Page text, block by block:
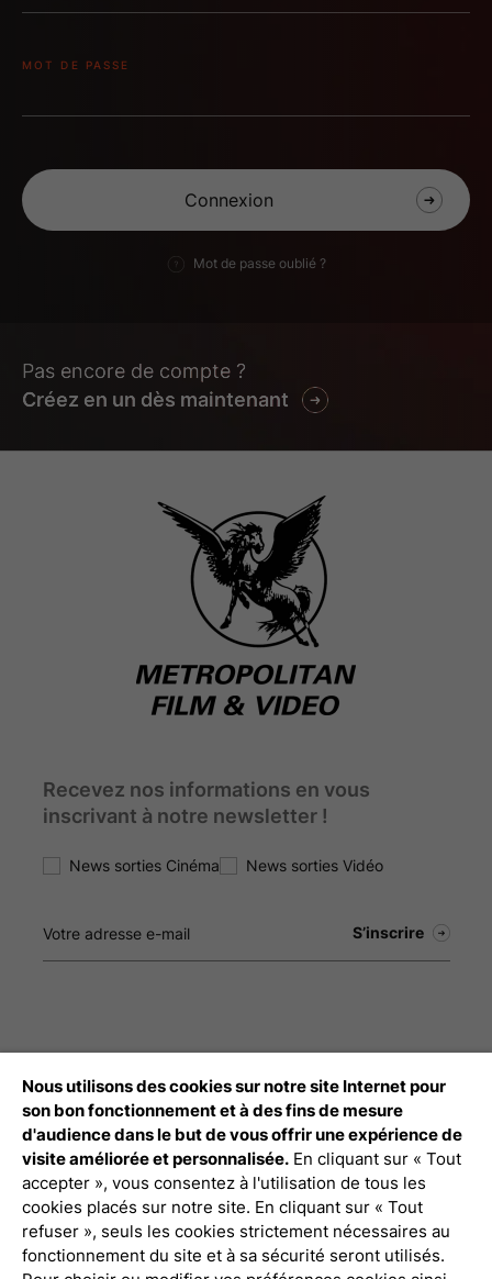
2160x2880-v2
MOT DE PASSE
Mot de passe oublié ?
Pas encore de compte ?
Créez en un dès maintenant
Recevez nos informations en vous
inscrivant à notre newsletter !
News sorties Cinéma News sorties Vidéo
Débloquez tout le contenu à télécharger
Connexion Pro
Nous utilisons des cookies sur notre site Internet pour
son bon fonctionnement et à des fins de mesure
d'audience dans le but de vous offrir une expérience de
visite améliorée et personnalisée. En cliquant sur « Tout
accepter », vous consentez à l'utilisation de tous les
cookies placés sur notre site. En cliquant sur « Tout
refuser », seuls les cookies strictement nécessaires au
fonctionnement du site et à sa sécurité seront utilisés.